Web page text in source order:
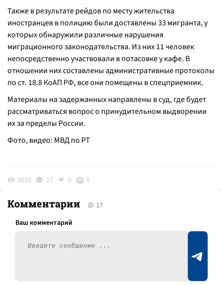
Также в результате рейдов по месту жительства
иностранцев в полицию были доставлены 33 мигранта, у
которых обнаружили различные нарушения
миграционного законодательства. Из них 11 человек
непосредственно участвовали в потасовке у кафе. В
отношении них составлены административные протоколы
по ст. 18.8 КоАП РФ, все они помещены в спецприемник.
Материалы на задержанных направлены в суд, где будет
рассматриваться вопрос о принудительном выдворении
их за пределы России.
Фото, видео: МВД по РТ
2029 17 0 0
Комментарии 17